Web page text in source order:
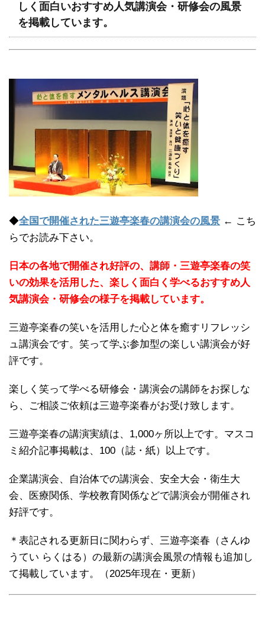
しく面白いおすすめ人気講演会・研修会の風景
を掲載しています。
◆全国で開催された三遊亭楽春の講演会の風景 ← こち
らでお読み下さい。
日本の各地で開催され好評の、講師・三遊亭楽春の笑
いの効果を活用した、楽しく面白く学べるおすすめ人
気講演会・研修会の様子を掲載しています。
三遊亭楽春の笑いを活用した心と体を癒すリフレッシ
ュ講演会です。笑って学ぶ参加型の楽しい講演会が好
評です。
楽しく笑って学べる研修会・講演会の講師をお探しな
ら、ご相談ご依頼は三遊亭楽春がお受け致します。
三遊亭楽春の講演実績は、1,000ヶ所以上です。マスコ
ミ紹介記事掲載は、100（誌・紙）以上です。
企業講演会、自治体での講演会、安全大会・衛生大
会、医療関係、学校教育関係などで講演会が開催され
好評です。
＊表記される更新日に関わらず、三遊亭楽春（さんゆ
うてい らくはる）の最新の講演会風景の情報も追加し
て掲載しています。（2025年現在・更新）